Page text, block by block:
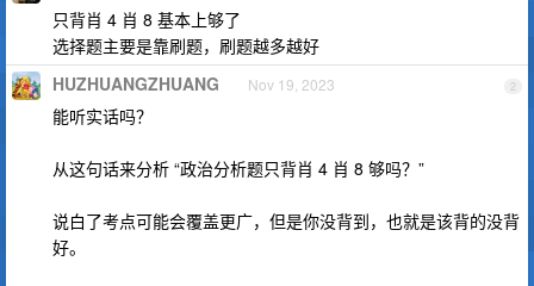
只背肖 4 肖 8 基本上够了
选择题主要是靠刷题，刷题越多越好
2
HUZHUANGZHUANG Nov 19, 2023
能听实话吗？
从这句话来分析 “政治分析题只背肖 4 肖 8 够吗？”
说白了考点可能会覆盖更广，但是你没背到，也就是该背的没背
好。